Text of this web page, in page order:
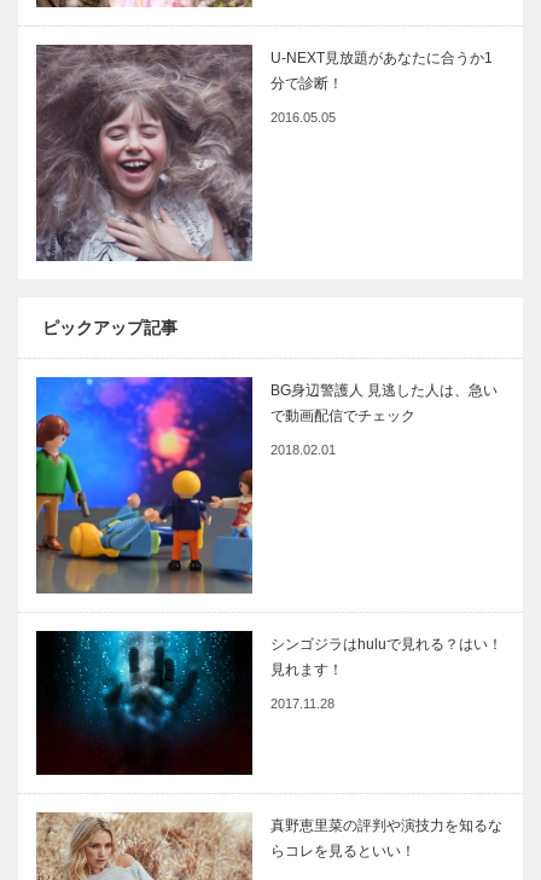
U-NEXT見放題があなたに合うか1
分で診断！
2016.05.05
ピックアップ記事
BG身辺警護人 見逃した人は、急い
で動画配信でチェック
2018.02.01
シンゴジラはhuluで見れる？はい！
見れます！
2017.11.28
真野恵里菜の評判や演技力を知るな
らコレを見るといい！